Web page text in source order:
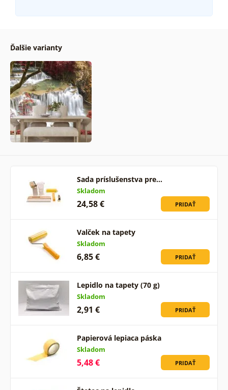
Ďalšie varianty
Sada príslušenstva pre…
Skladom
24,58 € PRIDAŤ
Valček na tapety
Skladom
6,85 € PRIDAŤ
Lepidlo na tapety (70 g)
Skladom
2,91 € PRIDAŤ
Papierová lepiaca páska
Skladom
5,48 € PRIDAŤ